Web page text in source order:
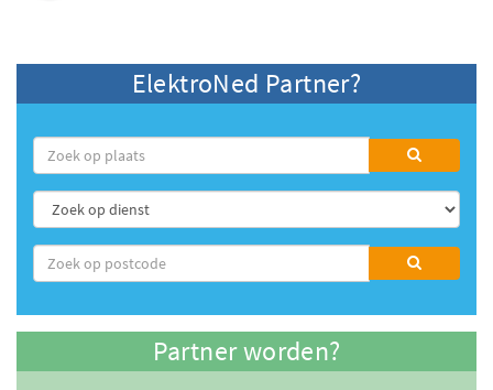
ElektroNed Partner?
Partner worden?